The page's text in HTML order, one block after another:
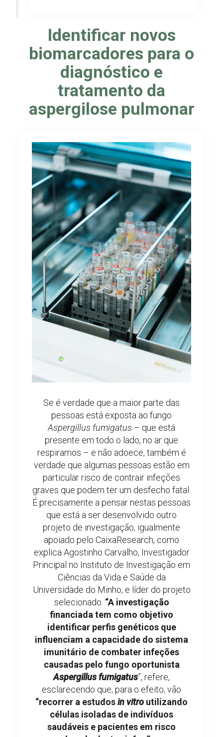
Identificar novos
biomarcadores para o
diagnóstico e
tratamento da
aspergilose pulmonar
Se é verdade que a maior parte das
pessoas está exposta ao fungo
Aspergillus fumigatus – que está
presente em todo o lado, no ar que
respiramos – e não adoece, também é
verdade que algumas pessoas estão em
particular risco de contrair infeções
graves que podem ter um desfecho fatal.
É precisamente a pensar nestas pessoas
que está a ser desenvolvido outro
projeto de investigação, igualmente
apoiado pelo CaixaResearch, como
explica Agostinho Carvalho, Investigador
Principal no Instituto de Investigação em​
Ciências da Vida e Saúde da
Universidade do Minho, e líder do projeto
selecionado. “A investigação
financiada tem como objetivo
identificar perfis genéticos que
influenciam a capacidade do sistema
imunitário de combater infeções
causadas pelo fungo oportunista
Aspergillus fumigatus”, refere,
esclarecendo que, para o efeito, vão
“recorrer a estudosin vitro utilizando
células isoladas de indivíduos
saudáveis e pacientes em risco